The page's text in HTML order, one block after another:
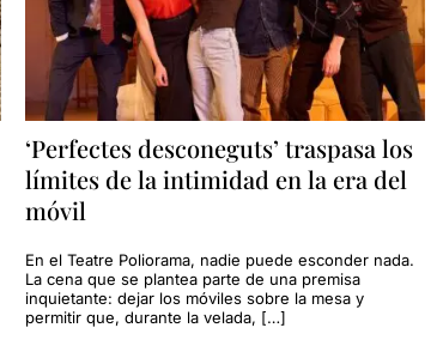
‘Perfectes desconeguts’ traspasa los
límites de la intimidad en la era del
móvil
En el Teatre Poliorama, nadie puede esconder nada.
La cena que se plantea parte de una premisa
inquietante: dejar los móviles sobre la mesa y
permitir que, durante la velada, […]